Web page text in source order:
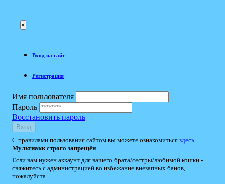
×
Вход на сайт
Регистрация
Имя пользователя
Пароль
Восстановить пароль
Вход
С правилами пользования сайтом вы можете ознакомиться здесь
Мультиакк строго запрещён
Если вам нужен аккаунт для вашего брата/сестры/любимой кошки -
свяжитесь с администрацией во избежание внезапных банов,
пожалуйста.